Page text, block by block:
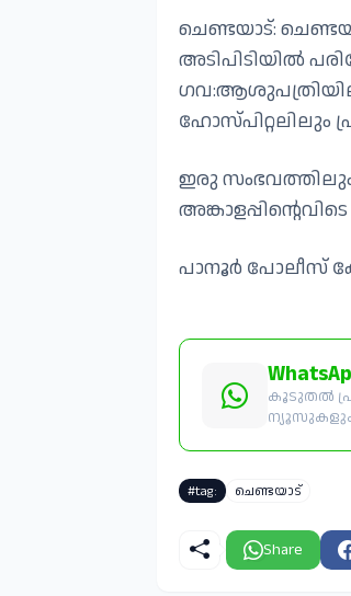
ചെണ്ടയാട്:
അടിപിടിയിൽ
ഹോസ്പിറ്റലിലും
ഇരു
പാനൂർ പോലീസ്
കൂടുതൽ
ന്യൂസുകളും
#tag: ചെണ്ടയാട്
Share